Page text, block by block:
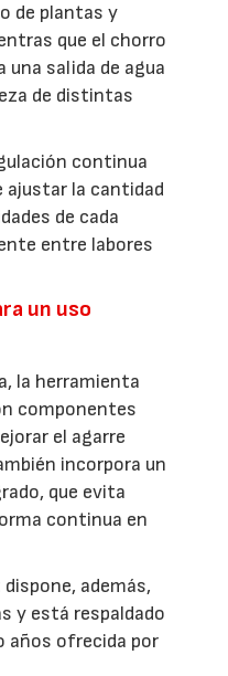
de plantas y
que el chorro
salida de agua
de distintas
continua
ajustar la cantidad
de cada
entre labores
un uso
la herramienta
componentes
el agarre
incorpora un
que evita
continua en
además,
y está respaldado
años ofrecida por